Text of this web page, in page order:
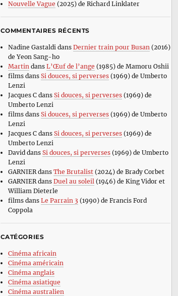
Nouvelle Vague (2025) de Richard Linklater
COMMENTAIRES RÉCENTS
Nadine Gastaldi dans Dernier train pour Busan (2016)
de Yeon Sang-ho
Martin dans L’Œuf de l’ange (1985) de Mamoru Oshii
filmsdans Si douces, si perverses(1969) de Umberto
Lenzi
Jacques Cdans Si douces, si perverses(1969) de
Umberto Lenzi
filmsdans Si douces, si perverses(1969) de Umberto
Lenzi
Jacques Cdans Si douces, si perverses(1969) de
Umberto Lenzi
David dans Si douces, si perverses(1969) de Umberto
Lenzi
GARNIERdans The Brutalist(2024) de Brady Corbet
GARNIERdans Duel au soleil (1946) de King Vidor et
William Dieterle
filmsdans Le Parrain 3 (1990) de Francis Ford
Coppola
CATÉGORIES
Cinéma africain
Cinéma américain
Cinéma anglais
Cinéma asiatique
Cinéma australien